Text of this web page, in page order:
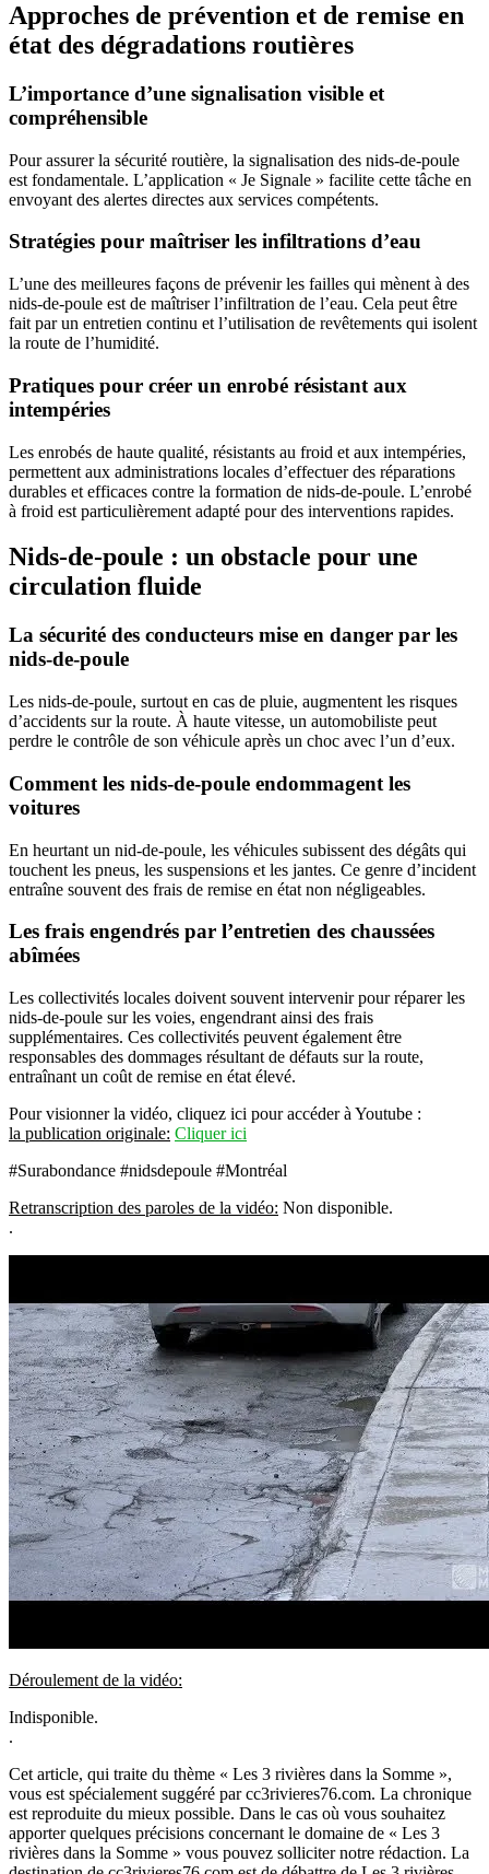
Approches de prévention et de remise en
état des dégradations routières
L’importance d’une signalisation visible et
compréhensible
Pour assurer la sécurité routière, la signalisation des nids-de-poule
est fondamentale. L’application « Je Signale » facilite cette tâche en
envoyant des alertes directes aux services compétents.
Stratégies pour maîtriser les infiltrations d’eau
L’une des meilleures façons de prévenir les failles qui mènent à des
nids-de-poule est de maîtriser l’infiltration de l’eau. Cela peut être
fait par un entretien continu et l’utilisation de revêtements qui isolent
la route de l’humidité.
Pratiques pour créer un enrobé résistant aux
intempéries
Les enrobés de haute qualité, résistants au froid et aux intempéries,
permettent aux administrations locales d’effectuer des réparations
durables et efficaces contre la formation de nids-de-poule. L’enrobé
à froid est particulièrement adapté pour des interventions rapides.
Nids-de-poule : un obstacle pour une
circulation fluide
La sécurité des conducteurs mise en danger par les
nids-de-poule
Les nids-de-poule, surtout en cas de pluie, augmentent les risques
d’accidents sur la route. À haute vitesse, un automobiliste peut
perdre le contrôle de son véhicule après un choc avec l’un d’eux.
Comment les nids-de-poule endommagent les
voitures
En heurtant un nid-de-poule, les véhicules subissent des dégâts qui
touchent les pneus, les suspensions et les jantes. Ce genre d’incident
entraîne souvent des frais de remise en état non négligeables.
Les frais engendrés par l’entretien des chaussées
abîmées
Les collectivités locales doivent souvent intervenir pour réparer les
nids-de-poule sur les voies, engendrant ainsi des frais
supplémentaires. Ces collectivités peuvent également être
responsables des dommages résultant de défauts sur la route,
entraînant un coût de remise en état élevé.
Pour visionner la vidéo, cliquez ici pour accéder à Youtube :
la publication originale: Cliquer ici
#Surabondance #nidsdepoule #Montréal
Retranscription des paroles de la vidéo: Non disponible.
.
Déroulement de la vidéo:
Indisponible.
.
Cet article, qui traite du thème « Les 3 rivières dans la Somme »,
vous est spécialement suggéré par cc3rivieres76.com. La chronique
est reproduite du mieux possible. Dans le cas où vous souhaitez
apporter quelques précisions concernant le domaine de « Les 3
rivières dans la Somme » vous pouvez solliciter notre rédaction. La